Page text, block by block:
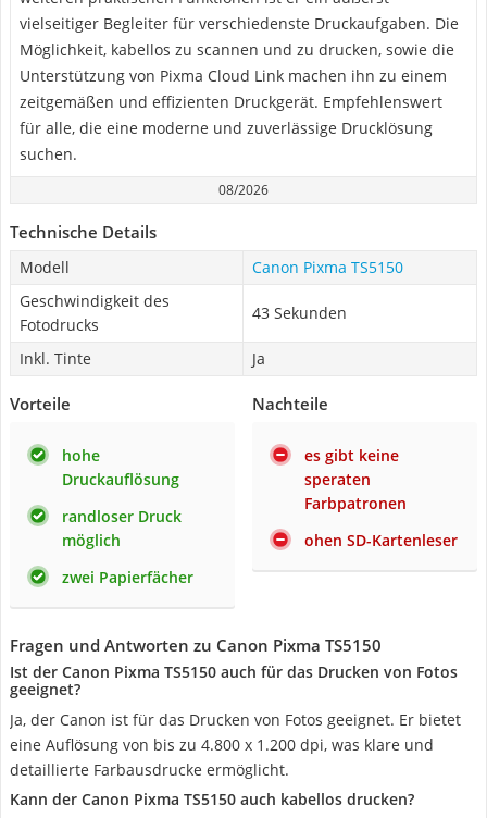
vielseitiger Begleiter für verschiedenste Druckaufgaben. Die
Möglichkeit, kabellos zu scannen und zu drucken, sowie die
Unterstützung von Pixma Cloud Link machen ihn zu einem
zeitgemäßen und effizienten Druckgerät. Empfehlenswert
für alle, die eine moderne und zuverlässige Drucklösung
suchen.
08/2026
Technische Details
Modell
Canon Pixma TS5150
Geschwindigkeit des
Fotodrucks
43 Sekunden
Inkl. Tinte Ja
Vorteile
hohe
Druckauflösung
randloser Druck
möglich
zwei Papierfächer
Nachteile
es gibt keine
speraten
Farbpatronen
ohen SD-Kartenleser
Fragen und Antworten zu Canon Pixma TS5150
Ist der Canon Pixma TS5150 auch für das Drucken von Fotos
geeignet?
Ja, der Canon ist für das Drucken von Fotos geeignet. Er bietet
eine Auflösung von bis zu 4.800 x 1.200 dpi, was klare und
detaillierte Farbausdrucke ermöglicht.
Kann der Canon Pixma TS5150 auch kabellos drucken?